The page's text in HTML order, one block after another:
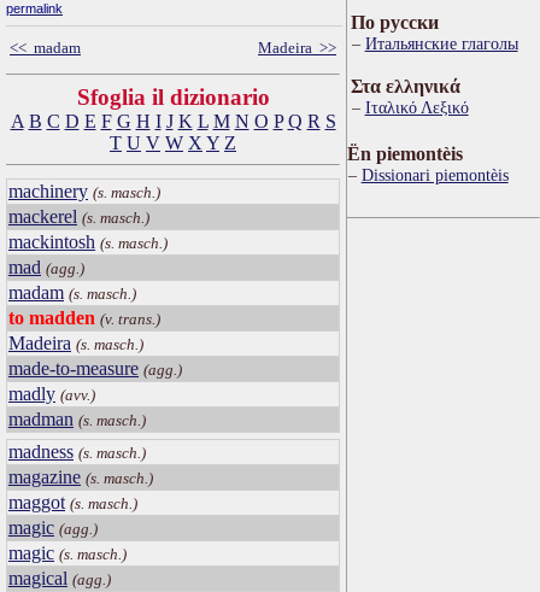
permalink
<< madam Madeira >>
Sfoglia il dizionario
A B C D E F G H I J K L M N O P Q R S
T U V W X Y Z
machinery (s. masch.)
mackerel (s. masch.)
mackintosh (s. masch.)
mad (agg.)
madam (s. masch.)
to madden (v. trans.)
Madeira (s. masch.)
made-to-measure (agg.)
madly (avv.)
madman (s. masch.)
madness (s. masch.)
magazine (s. masch.)
maggot (s. masch.)
magic (agg.)
magic (s. masch.)
magical (agg.)
По русски
Итальянские глаголы
Στα ελληνικά
Ιταλικό Λεξικό
Ën piemontèis
Dissionari piemontèis